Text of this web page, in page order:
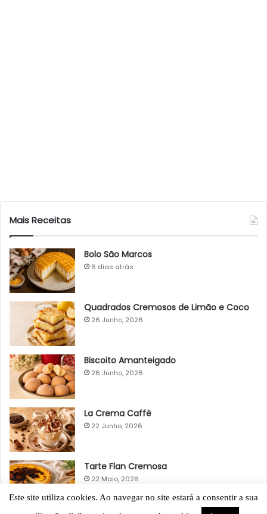
Mais Receitas
Bolo São Marcos
6 dias atrás
Quadrados Cremosos de Limão e Coco
26 Junho, 2026
Biscoito Amanteigado
26 Junho, 2026
La Crema Caffè
22 Junho, 2026
Tarte Flan Cremosa
22 Maio, 2026
Este site utiliza cookies. Ao navegar no site estará a consentir a sua